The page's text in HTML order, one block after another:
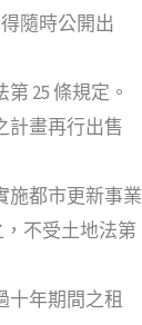
隨時公開出
25 條規定。
計畫再行出售
施都市更新事業
不受土地法第
十年期間之租